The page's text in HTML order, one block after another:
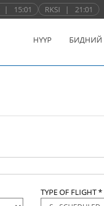
| 15:01 RKSI | 21:01
НҮҮР БИДНИЙ
TYPE OF FLIGHT *